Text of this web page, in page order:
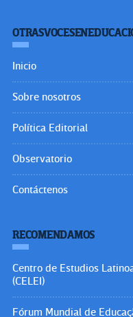
Inicio
Sobre nosotros
Política Editorial
Observatorio
Contáctenos
RECOMENDAMOS
Centro de Estudios
(CELEI)
Fórum Mundial de